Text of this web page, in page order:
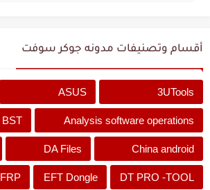
أقسام وتصنيفات مدونه جوكر سوفت
3UTools
ASUS
Analysis software operations
BST
China android
DA Files
DT PRO -TOOL
EFT Dongle
FRP